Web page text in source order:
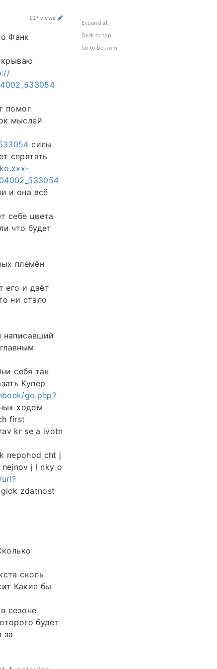
127 views
Фанк
помог
мыслей
силы
спрятать
и она всё
себе цвета
что будет
племён
его и даёт
ни стало
себя так
Купер
go.php?
ходом
first
kr se a ivotn
nepohod cht j
j l nky o
zdatnost
сколь
Какие бы
сезоне
будет
за
Expand all
Back to top
Go to bottom